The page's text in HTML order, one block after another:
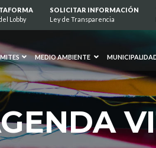
Lobby
SOLICITAR INFORMACIÓN
Ley de Transparencia
MEDIO AMBIENTE